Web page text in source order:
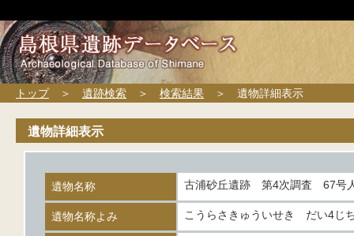
トップ＞ 遺跡検索 ＞ 検索結果 ＞ 遺物詳細表示
遺物詳細表示
遺物名称 古浦砂丘遺跡 第4次調査 67号
遺物名称よみ こうらさきゅういせき だい4じ